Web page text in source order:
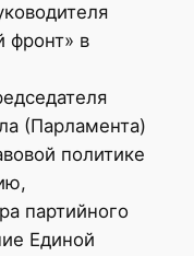
фронт» в
(Парламента)
политике
партийного
Единой